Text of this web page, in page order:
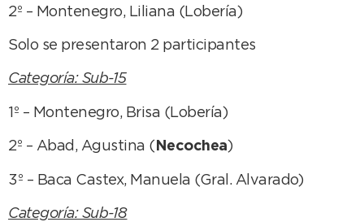
2º – Montenegro, Liliana (Lobería)
Solo se presentaron 2 participantes
Categoría: Sub-15
1º – Montenegro, Brisa (Lobería)
2º – Abad, Agustina ( Necochea)
3º – Baca Castex, Manuela (Gral. Alvarado)
Categoría: Sub-18